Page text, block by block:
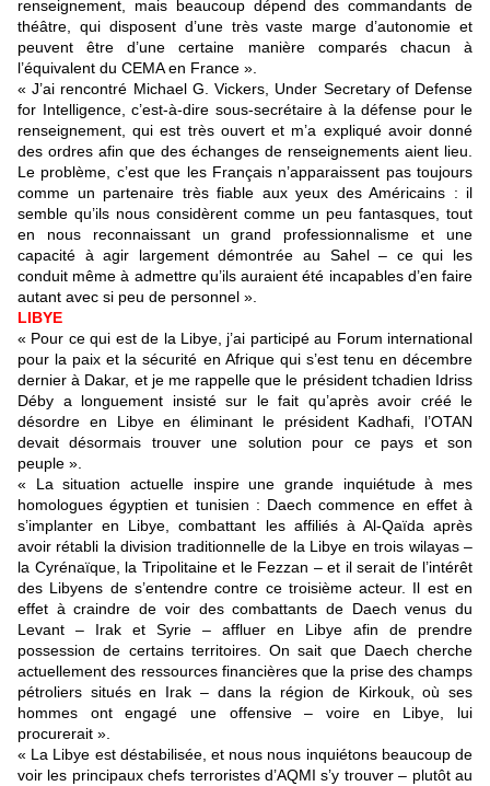
renseignement, mais beaucoup dépend des commandants de
théâtre, qui disposent d’une très vaste marge d’autonomie et
peuvent être d’une certaine manière comparés chacun à
l’équivalent du CEMA en France ».
« J’ai rencontré Michael G. Vickers, Under Secretary of Defense
for Intelligence, c’est-à-dire sous-secrétaire à la défense pour le
renseignement, qui est très ouvert et m’a expliqué avoir donné
des ordres afin que des échanges de renseignements aient lieu.
Le problème, c’est que les Français n’apparaissent pas toujours
comme un partenaire très fiable aux yeux des Américains : il
semble qu’ils nous considèrent comme un peu fantasques, tout
en nous reconnaissant un grand professionnalisme et une
capacité à agir largement démontrée au Sahel – ce qui les
conduit même à admettre qu’ils auraient été incapables d’en faire
autant avec si peu de personnel ».
LIBYE
« Pour ce qui est de la Libye, j’ai participé au Forum international
pour la paix et la sécurité en Afrique qui s’est tenu en décembre
dernier à Dakar, et je me rappelle que le président tchadien Idriss
Déby a longuement insisté sur le fait qu’après avoir créé le
désordre en Libye en éliminant le président Kadhafi, l’OTAN
devait désormais trouver une solution pour ce pays et son
peuple ».
« La situation actuelle inspire une grande inquiétude à mes
homologues égyptien et tunisien : Daech commence en effet à
s’implanter en Libye, combattant les affiliés à Al-Qaïda après
avoir rétabli la division traditionnelle de la Libye en trois wilayas –
la Cyrénaïque, la Tripolitaine et le Fezzan – et il serait de l’intérêt
des Libyens de s’entendre contre ce troisième acteur. Il est en
effet à craindre de voir des combattants de Daech venus du
Levant – Irak et Syrie – affluer en Libye afin de prendre
possession de certains territoires. On sait que Daech cherche
actuellement des ressources financières que la prise des champs
pétroliers situés en Irak – dans la région de Kirkouk, où ses
hommes ont engagé une offensive – voire en Libye, lui
procurerait ».
« La Libye est déstabilisée, et nous nous inquiétons beaucoup de
voir les principaux chefs terroristes d’AQMI s’y trouver – plutôt au